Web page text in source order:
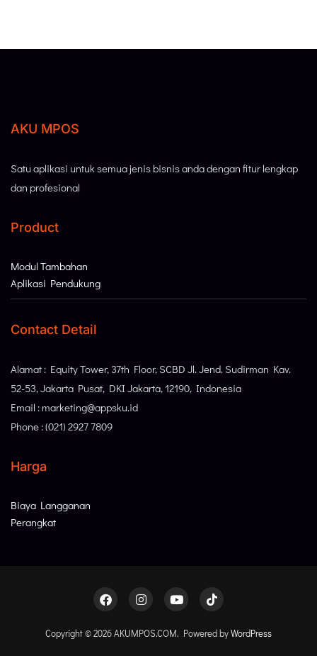
AKU MPOS
Satu aplikasi untuk semua jenis bisnis anda dengan fitur lengkap
dan profesional
Product
Modul Tambahan
Aplikasi Pendukung
Contact Detail
Alamat : Equity Tower, 37th Floor, SCBD Jl. Jend. Sudirman Kav.
52-53, Jakarta Pusat, DKI Jakarta, 12190, Indonesia
Email : marketing@appsku.id
Phone : (021) 2927 7809
Harga
Biaya Langganan
Perangkat
Copyright © 2026 AKUMPOS.COM. Powered byWordPress